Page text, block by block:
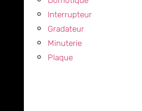
Interrupteur
Gradateur
Minuterie
Plaque